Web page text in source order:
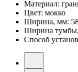
Материал:
Цвет: мокко
Ширина, мм:
Ширина
Способ